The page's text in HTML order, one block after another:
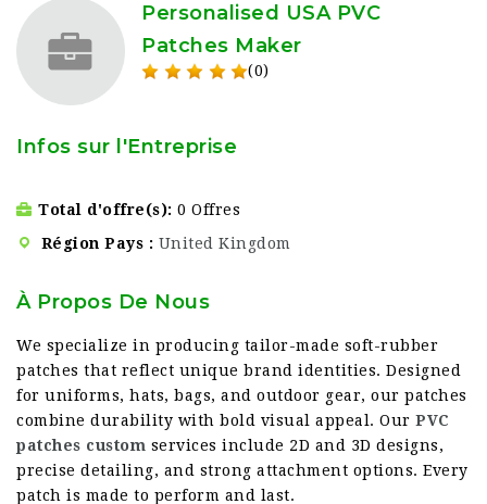
Personalised USA PVC
Patches Maker
(0)
Infos sur l'Entreprise
Total d'offre(s) 0 Offres
Région Pays
United Kingdom
À Propos De Nous
We specialize in producing tailor-made soft-rubber
patches that reflect unique brand identities. Designed
for uniforms, hats, bags, and outdoor gear, our patches
combine durability with bold visual appeal. Our PVC
patches custom services include 2D and 3D designs,
precise detailing, and strong attachment options. Every
patch is made to perform and last.